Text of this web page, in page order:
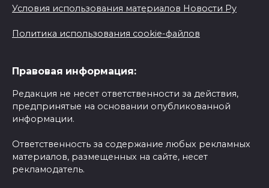
Условия использования материалов Новости Ру
Политика использования cookie-файлов
Правовая информация:
Редакция не несет ответственности за действия,
предпринятые на основании опубликованной
информации.
Ответственность за содержание любых рекламных
материалов, размещенных на сайте, несет
рекламодатель.